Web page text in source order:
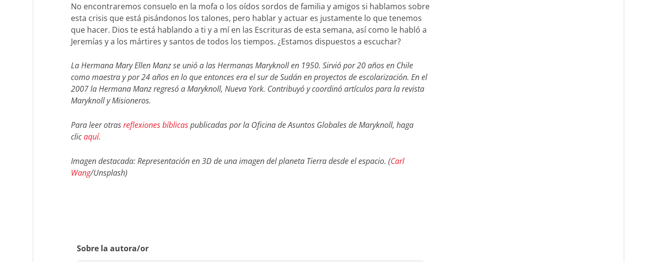
No encontraremos consuelo en la mofa o los oídos sordos de familia y amigos si hablamos sobre
esta crisis que está pisándonos los talones, pero hablar y actuar es justamente lo que tenemos
que hacer. Dios te está hablando a ti y a mí en las Escrituras de esta semana, así como le habló a
Jeremías y a los mártires y santos de todos los tiempos. ¿Estamos dispuestos a escuchar?
La Hermana Mary Ellen Manz se unió a las Hermanas Maryknoll en 1950. Sirvió por 20 años en Chile
como maestra y por 24 años en lo que entonces era el sur de Sudán en proyectos de escolarización. En el
2007 la Hermana Manz regresó a Maryknoll, Nueva York. Contribuyó y coordinó artículos para la revista
Maryknoll y Misioneros.
Para leer otrasreflexiones bíblicaspublicadas por la Oficina de Asuntos Globales de Maryknoll, haga
clicaquí.
Imagen destacada:Representación en 3D de una imagen del planeta Tierra desde el espacio. (Carl
Wang/Unsplash)
Sobre la autora/or